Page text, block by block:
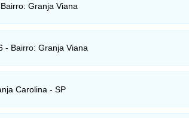
Granja Viana
- Bairro: Granja Viana
Carolina - SP